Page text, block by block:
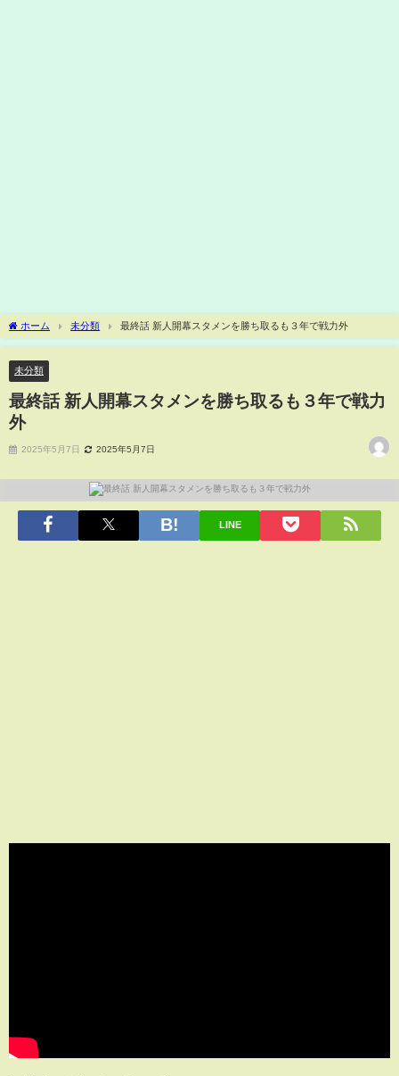
ホーム 未分類 最終話 新人開幕スタメンを勝ち取るも３年で戦力外
未分類
最終話 新人開幕スタメンを勝ち取るも３年で戦力
外
2025年5月7日 2025年5月7日
LINE